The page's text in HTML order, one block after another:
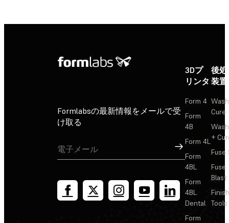
Formlabsの最新情報をメールで受
け取る
サインアップ
3Dプ
リンタ
Form 4
Form
4B
Form 4L
Form
4BL
Form
4BL
Dental
Form
後
装置
Cure
+
Fuse
Fuse
Blast
Tools